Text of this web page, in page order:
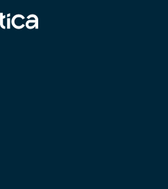
previa
Clausole Contrattuali
valutata la sussistenza
momento i diritti a te
679 (diritto di accesso,